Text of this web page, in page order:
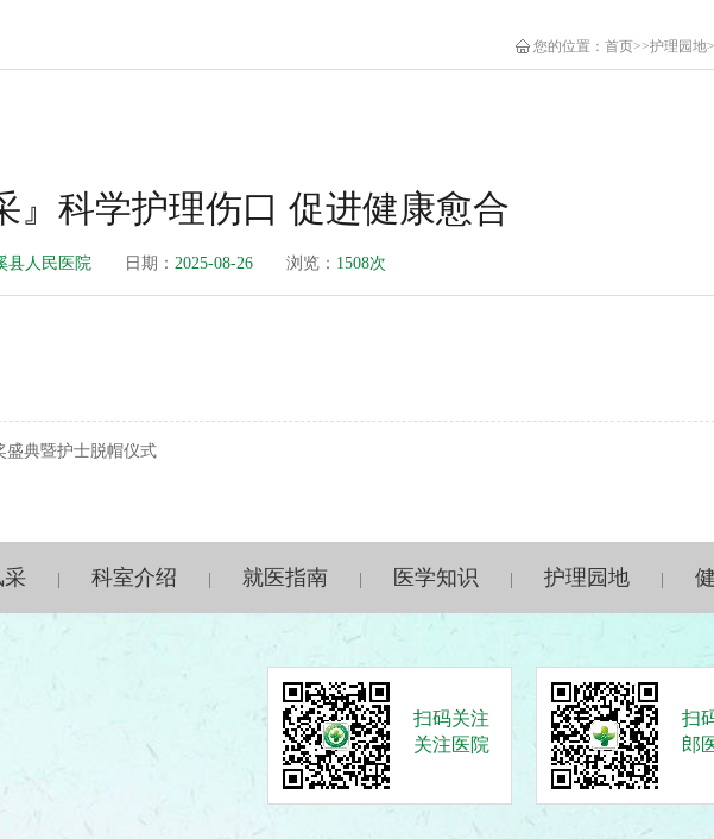
您的位置： 首页>>护理园地
』科学护理伤口 促进健康愈合
县人民医院日期： 2025-08-26浏览： 1508次
典暨护士脱帽仪式
采 科室介绍 就医指南 医学知识 护理园地
扫码关注
关注医院
扫
郎